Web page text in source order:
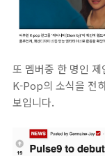
또 멤버중 한 명인
K-Pop의 소식을 전
보입니다.